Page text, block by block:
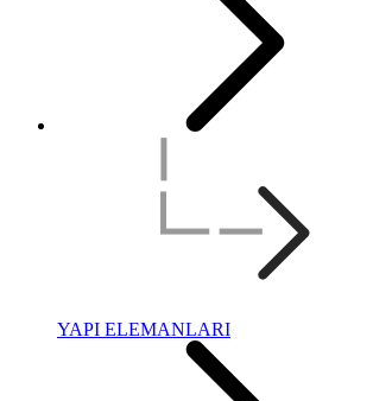
YAPI ELEMANLARI